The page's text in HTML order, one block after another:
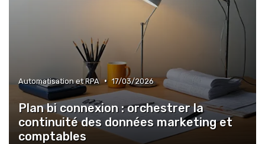
Automatisation et RPA • 17/03/2026
Plan bi connexion : orchestrer la
continuité des données marketing et
comptables